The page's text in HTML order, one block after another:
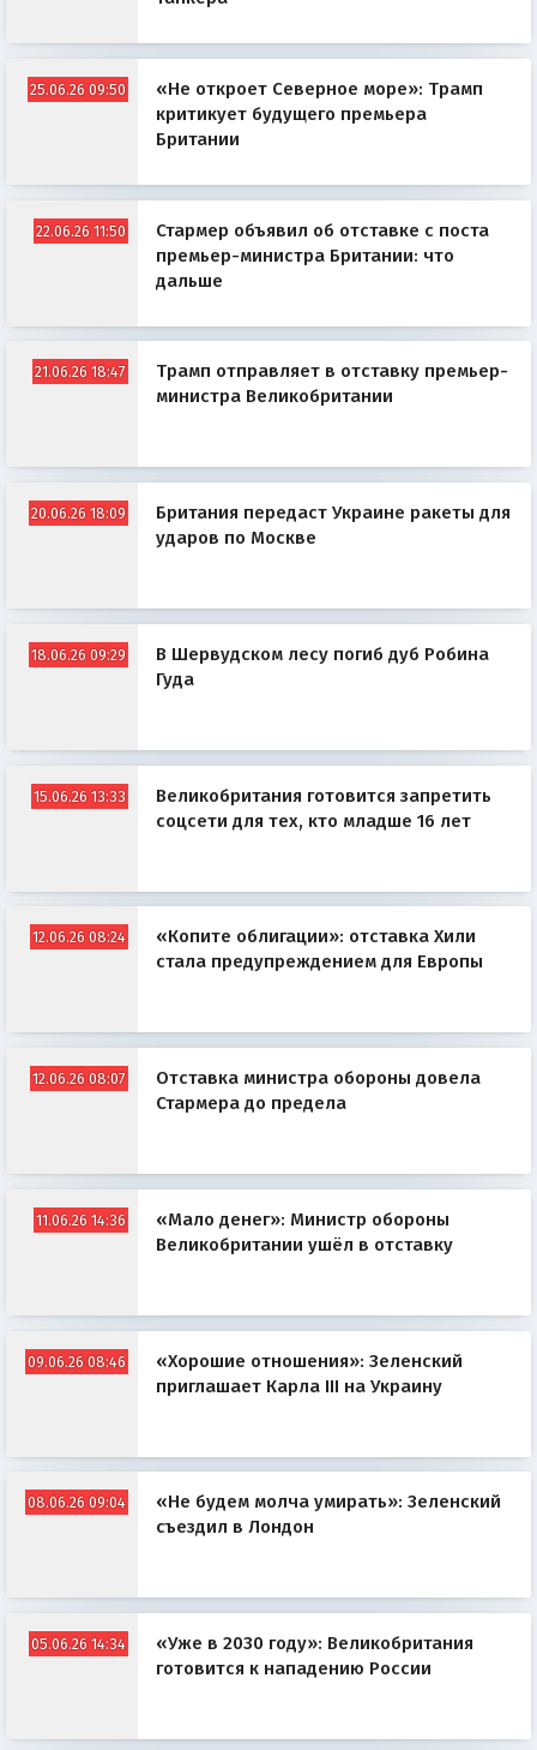
25.06.26 09:50
«Не откроет Северное море»: Трамп
критикует будущего премьера
Британии
22.06.26 11:50
Стармер объявил об отставке с поста
премьер-министра Британии: что
дальше
21.06.26 18:47
Трамп отправляет в отставку премьер-
министра Великобритании
20.06.26 18:09
Британия передаст Украине ракеты для
ударов по Москве
18.06.26 09:29
В Шервудском лесу погиб дуб Робина
Гуда
15.06.26 13:33
Великобритания готовится запретить
соцсети для тех, кто младше 16 лет
12.06.26 08:24
«Копите облигации»: отставка Хили
стала предупреждением для Европы
12.06.26 08:07
Отставка министра обороны довела
Стармера до предела
11.06.26 14:36
«Мало денег»: Министр обороны
Великобритании ушёл в отставку
09.06.26 08:46
«Хорошие отношения»: Зеленский
приглашает Карла III на Украину
08.06.26 09:04
«Не будем молча умирать»: Зеленский
съездил в Лондон
05.06.26 14:34
«Уже в 2030 году»: Великобритания
готовится к нападению России